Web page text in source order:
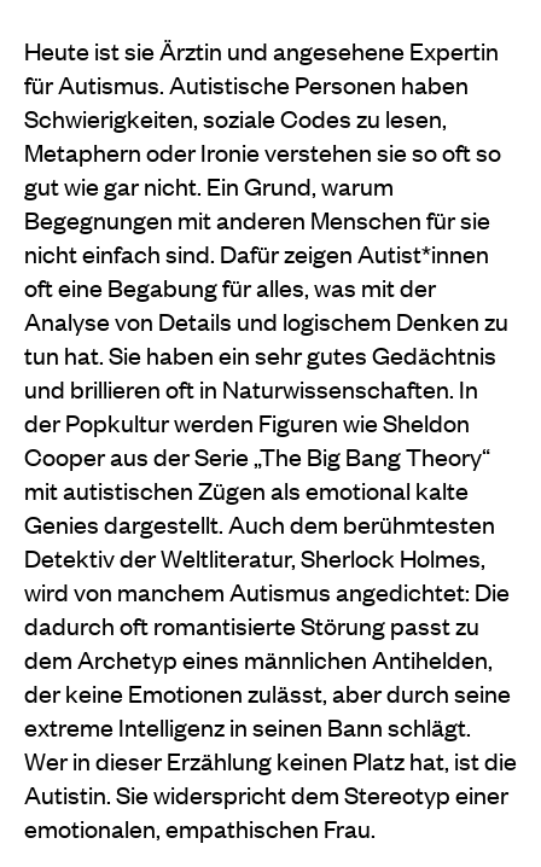
Heute ist sie Ärztin und angesehene Expertin
für Autismus. Autistische Personen haben
Schwierigkeiten, soziale Codes zu lesen,
Metaphern oder Ironie verstehen sie so oft so
gut wie gar nicht. Ein Grund, warum
Begegnungen mit anderen Menschen für sie
nicht einfach sind. Dafür zeigen Autist*innen
oft eine Begabung für alles, was mit der
Analyse von Details und logischem Denken zu
tun hat. Sie haben ein sehr gutes Gedächtnis
und brillieren oft in Naturwissenschaften. In
der Popkultur werden Figuren wie Sheldon
Cooper aus der Serie „The Big Bang Theory“
mit autistischen Zügen als emotional kalte
Genies dargestellt. Auch dem berühmtesten
Detektiv der Weltliteratur, Sherlock Holmes,
wird von manchem Autismus angedichtet: Die
dadurch oft romantisierte Störung passt zu
dem Archetyp eines männlichen Antihelden,
der keine Emotionen zulässt, aber durch seine
extreme Intelligenz in seinen Bann schlägt.
Wer in dieser Erzählung keinen Platz hat, ist die
Autistin. Sie widerspricht dem Stereotyp einer
emotionalen, empathischen Frau.